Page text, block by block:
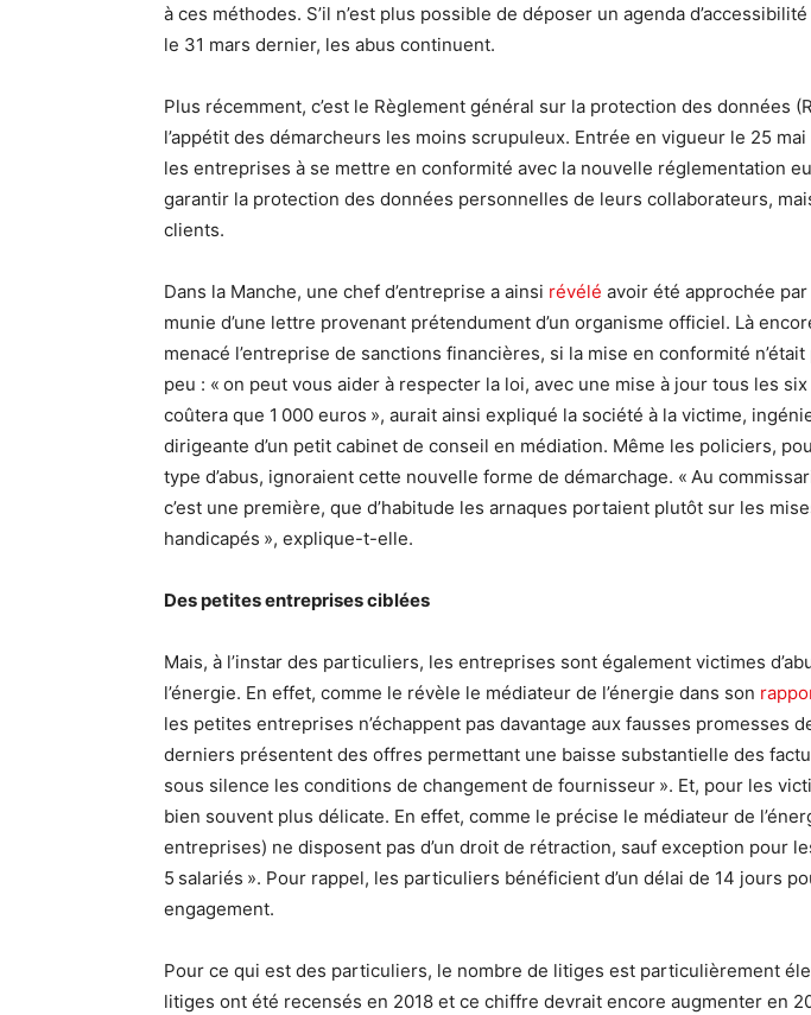
à ces méthodes. S’il n’est plus possible de déposer un agenda
le 31 mars dernier, les abus continuent.
Plus récemment, c’est le Règlement général sur la protection des données
l’appétit des démarcheurs les moins scrupuleux. Entrée en vigueur le 25 mai
les entreprises à se mettre en conformité avec la nouvelle réglementation
garantir la protection des données personnelles de leurs collaborateurs,
clients.
Dans la Manche, une chef d’entreprise a ainsi révélé avoir été approchée
munie d’une lettre provenant prétendument d’un organisme officiel. Là
menacé l’entreprise de sanctions financières, si la mise en conformité
peu : « on peut vous aider à respecter la loi, avec une mise à jour tous les
coûtera que 1 000 euros », aurait ainsi expliqué la société à la victime,
dirigeante d’un petit cabinet de conseil en médiation. Même les policiers,
type d’abus, ignoraient cette nouvelle forme de démarchage. « Au
c’est une première, que d’habitude les arnaques portaient plutôt sur les
handicapés », explique-t-elle.
Des petites entreprises ciblées
Mais, à l’instar des particuliers, les entreprises sont également victimes
l’énergie. En effet, comme le révèle le médiateur de l’énergie dans son
les petites entreprises n’échappent pas davantage aux fausses promesses
derniers présentent des offres permettant une baisse substantielle des
sous silence les conditions de changement de fournisseur ». Et, pour les
bien souvent plus délicate. En effet, comme le précise le médiateur de
entreprises) ne disposent pas d’un droit de rétraction, sauf exception pour
5 salariés ». Pour rappel, les particuliers bénéficient d’un délai de 14 jours
engagement.
Pour ce qui est des particuliers, le nombre de litiges est particulièrement
litiges ont été recensés en 2018 et ce chiffre devrait encore augmenter en